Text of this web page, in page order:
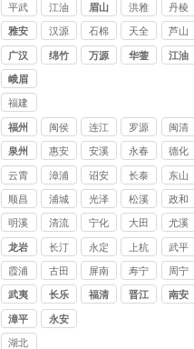
平武 江油 眉山 洪雅 丹棱
雅安 汉源 石棉 天全 芦山
广汉 绵竹 万源 华蓥 江油
峨眉
山
福建
讨债
公司
福州 闽侯 连江 罗源 闽清
泉州 惠安 安溪 永春 德化
云霄 漳浦 诏安 长泰 东山
顺昌 浦城 光泽 松溪 政和
明溪 清流 宁化 大田 尤溪
龙岩 长汀 永定 上杭 武平
霞浦 古田 屏南 寿宁 周宁
武夷
山
长乐 福清 晋江 南安
漳平 永安
湖北